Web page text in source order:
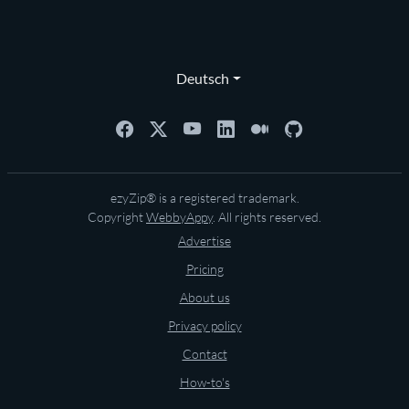
Deutsch
ezyZip® is a registered trademark.
CopyrightWebbyAppy. All rights reserved.
Advertise
Pricing
About us
Privacy policy
Contact
How-to's